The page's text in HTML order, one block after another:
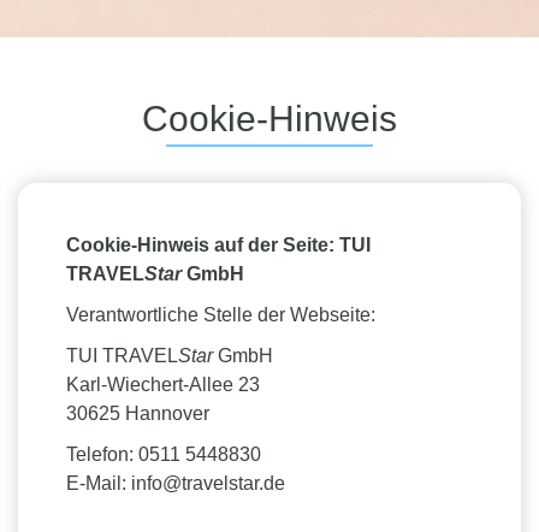
Cookie-Hinweis
Cookie-Hinweis auf der Seite: TUI
TRAVELStarGmbH
Verantwortliche Stelle der Webseite:
TUI TRAVELStarGmbH
Karl-Wiechert-Allee 23
30625 Hannover
Telefon: 0511 5448830
E-Mail: info@travelstar.de